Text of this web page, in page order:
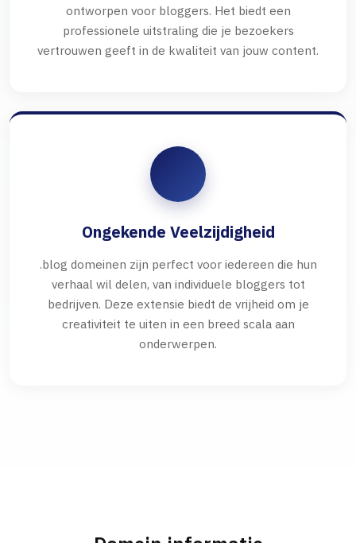
ontworpen voor bloggers. Het biedt een
professionele uitstraling die je bezoekers
vertrouwen geeft in de kwaliteit van jouw content.
Ongekende Veelzijdigheid
.blog domeinen zijn perfect voor iedereen die hun
verhaal wil delen, van individuele bloggers tot
bedrijven. Deze extensie biedt de vrijheid om je
creativiteit te uiten in een breed scala aan
onderwerpen.